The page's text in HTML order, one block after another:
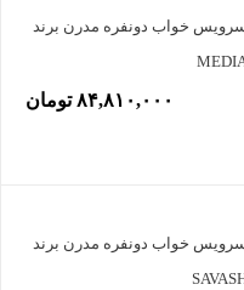
خواب دونفره مدرن برند
۸۴,۸۱۰,۰۰۰ تومان
خواب دونفره مدرن برند